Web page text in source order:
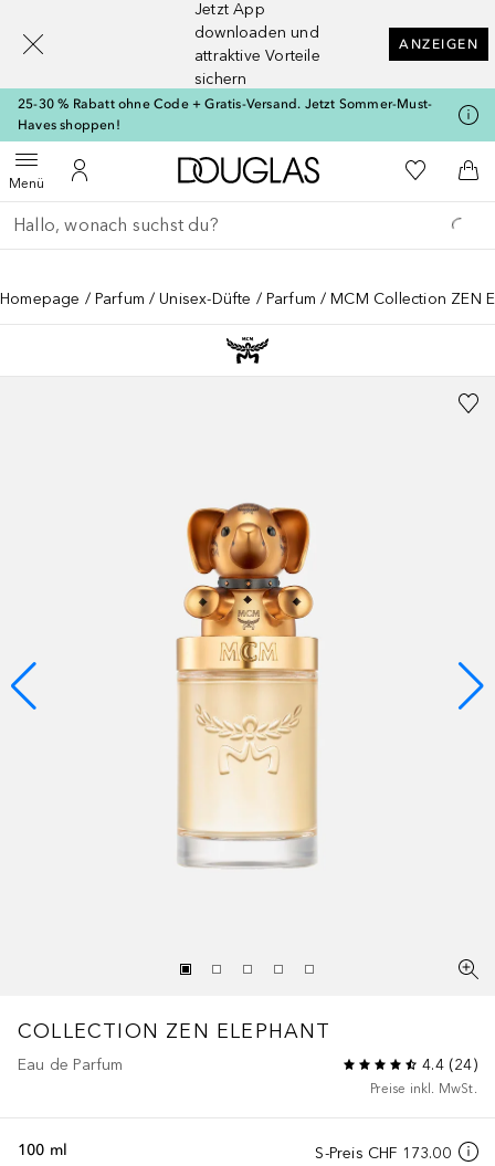
Jetzt App
downloaden und
attraktive Vorteile
sichern
ANZEIGEN
25-30 % Rabatt ohne Code + Gratis-Versand. Jetzt Sommer-Must-
Haves shoppen!
MenüMenü öffnenZu Meinem Kundenkonto
Zur Douglas Startseite
Zu Meiner
Gehe zurück
Suche ausführen
Homepage Parfum Unisex-Düfte Parfum MCM Collection ZEN
COLLECTION ZEN ELEPHANT
Eau de Parfum 4.4(24)
Preise inkl. MwSt.
S-Preis CHF 173.00
100 ml
[navigation.slideout.screenreader]